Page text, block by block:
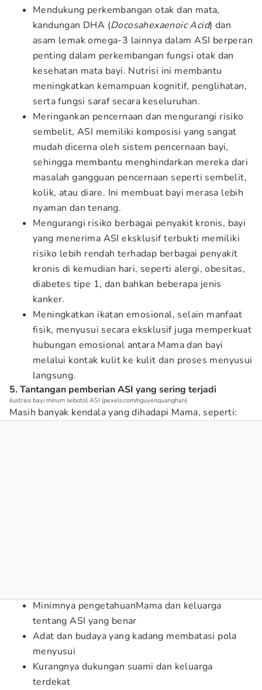
Mendukung perkembangan otak dan mata,
kandungan DHA (Docosahexaenoic Acid) dan
asam lemak omega-3 lainnya dalam ASI berperan
penting dalam perkembangan fungsi otak dan
kesehatan mata bayi. Nutrisi ini membantu
meningkatkan kemampuan kognitif, penglihatan,
serta fungsi saraf secara keseluruhan.
Meringankan pencernaan dan mengurangi risiko
sembelit, ASI memiliki komposisi yang sangat
mudah dicerna oleh sistem pencernaan bayi,
sehingga membantu menghindarkan mereka dari
masalah gangguan pencernaan seperti sembelit,
kolik, atau diare. Ini membuat bayi merasa lebih
nyaman dan tenang.
Mengurangi risiko berbagai penyakit kronis, bayi
yang menerima ASI eksklusif terbukti memiliki
risiko lebih rendah terhadap berbagai penyakit
kronis di kemudian hari, seperti alergi, obesitas,
diabetes tipe 1, dan bahkan beberapa jenis
kanker.
Meningkatkan ikatan emosional, selain manfaat
fisik, menyusui secara eksklusif juga memperkuat
hubungan emosional antara Mama dan bayi
melalui kontak kulit ke kulit dan proses menyusui
langsung.
5. Tantangan pemberian ASI yang sering terjadi
ilustrasi bayi minum sebotol ASI (pexels.com/nguyenquanghan)
Masih banyak kendala yang dihadapi Mama, seperti:
Minimnya pengetahuanMama dan keluarga
tentang ASI yang benar
Adat dan budaya yang kadang membatasi pola
menyusui
Kurangnya dukungan suami dan keluarga
terdekat